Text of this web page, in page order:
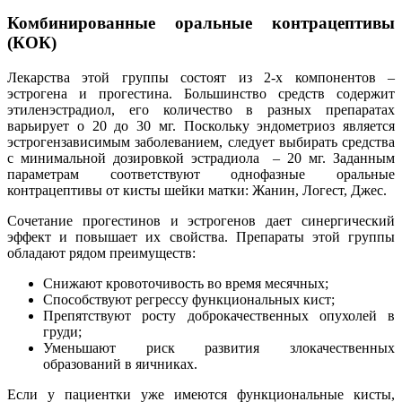
Комбинированные оральные контрацептивы
(КОК)
Лекарства этой группы состоят из 2-х компонентов –
эстрогена и прогестина. Большинство средств содержит
этиленэстрадиол, его количество в разных препаратах
варьирует о 20 до 30 мг. Поскольку эндометриоз является
эстрогензависимым заболеванием, следует выбирать средства
с минимальной дозировкой эстрадиола – 20 мг. Заданным
параметрам соответствуют однофазные оральные
контрацептивы от кисты шейки матки: Жанин, Логест, Джес.
Сочетание прогестинов и эстрогенов дает синергический
эффект и повышает их свойства. Препараты этой группы
обладают рядом преимуществ:
Снижают кровоточивость во время месячных;
Способствуют регрессу функциональных кист;
Препятствуют росту доброкачественных опухолей в
груди;
Уменьшают риск развития злокачественных
образований в яичниках.
Если у пациентки уже имеются функциональные кисты,